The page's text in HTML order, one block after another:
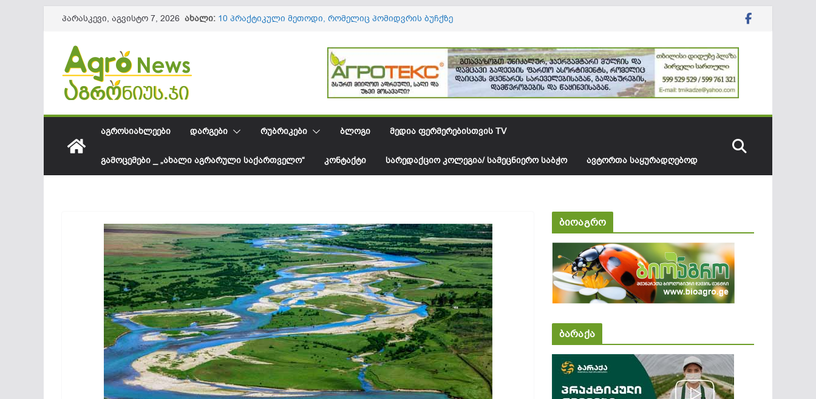
content
პარასკევი, აგვისტო 7, 2026 ახალი: 10 პრაქტიკული მეთოდი, რომელიც პომიდვრის ბუჩქზე
ქართული ფერმერებისთვის?
სოკოვანი დაავადებაა თუ საკვები ელემენტის
დეფიციტი? – როგორ გავარჩიოთ ერთმანეთისგან
საქართველოში ავოკადოს იმპორტი იზრდება, ხოლო
სეზონის დაწყებიდან საქართველოს მოცვის ექსპორტმა
61,8 მილიონ დოლარს გადააჭარბა
ᲐᲒᲠᲝᲡᲘᲐᲮᲚᲔᲔᲑᲘ ᲓᲐᲠᲒᲔᲑᲘ ᲠᲣᲑᲠᲘᲙᲔᲑᲘ ᲑᲚᲝᲒᲘ ᲛᲔᲓᲘᲐ ᲤᲔᲠᲛᲔᲠᲔᲑᲘᲡᲗᲕᲘᲡ TV
ᲒᲐᲛᲝᲪᲔᲛᲔᲑᲘ _ „ᲐᲮᲐᲚᲘ ᲐᲒᲠᲐᲠᲣᲚᲘ ᲡᲐᲥᲐᲠᲗᲕᲔᲚᲝ“ ᲙᲝᲜᲢᲐᲥᲢᲘ ᲡᲐᲠᲔᲓᲐᲥᲪᲘᲝ ᲙᲝᲚᲔᲒᲘᲐ/ ᲡᲐᲛᲔᲪᲜᲘᲔᲠᲝ ᲡᲐᲑᲭᲝ ᲐᲕᲢᲝᲠᲗᲐ ᲡᲐᲧᲣᲠᲐᲓᲦᲔᲑᲝᲓ
ბიოაგრო
ბარაქა